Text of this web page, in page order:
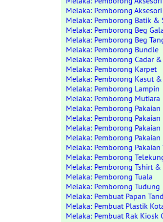
Melaka: Pemborong
Melaka: Pemborong Batik &
Melaka: Pemborong Beg
Melaka: Pemborong Beg
Melaka: Pemborong Bundle
Melaka: Pemborong Cadar
Melaka: Pemborong Karpet
Melaka: Pemborong Kasut
Melaka: Pemborong Lampin
Melaka: Pemborong Mutiara
Melaka: Pemborong Pakaian
Melaka: Pemborong Pakaian
Melaka: Pemborong Pakaian
Melaka: Pemborong Pakaian
Melaka: Pemborong Pakaian
Melaka: Pemborong
Melaka: Pemborong Tshirt
Melaka: Pemborong Tuala
Melaka: Pemborong Tudung
Melaka: Pembuat Papan
Melaka: Pembuat Plastik
Melaka: Pembuat Rak Kiosk